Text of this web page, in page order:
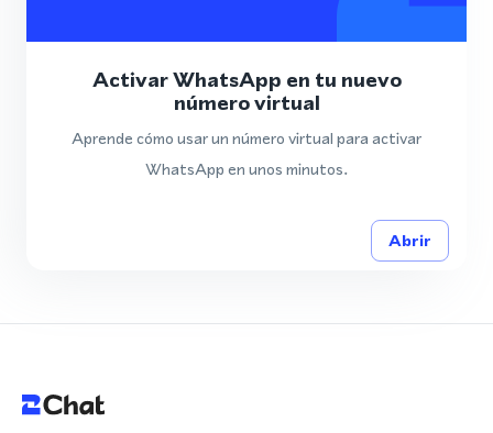
Activar WhatsApp en tu nuevo
número virtual
Aprende cómo usar un número virtual para activar
WhatsApp en unos minutos.
Abrir